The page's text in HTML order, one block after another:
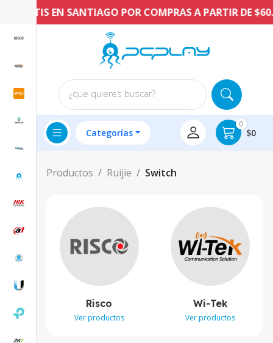
EN SANTIAGO POR COMPRAS A PARTIR DE
¿que quieres buscar?
Categorías
0
$0
Productos Ruijie Switch
Risco
Ver productos
Wi-Tek
Ver productos